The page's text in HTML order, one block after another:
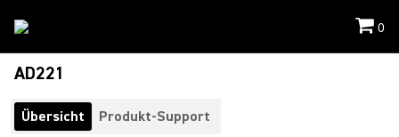
0
AD221
Übersicht Produkt-Support